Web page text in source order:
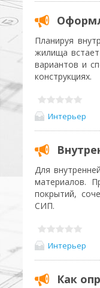
Планируя
жилища
вариантов и
конструкциях.
Интерьер
Для
материалов.
покрытий,
СИП.
Интерьер
Как